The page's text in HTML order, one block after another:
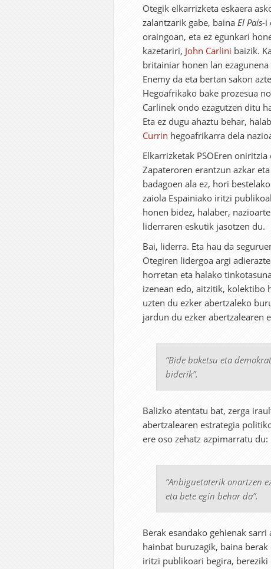
Otegik elkarrizketa eskaera
zalantzarik gabe, baina El País-i
oraingoan, eta ez egunkari
kazetariri, John Carlini baizik.
britainiar honen lan
Enemy da eta bertan sakon
Hegoafrikako bake prozesua
Carlinek ondo ezagutzen ditu
Eta ez dugu ahaztu behar,
Currin hegoafrikarra dela
Elkarrizketak PSOEren
Zapateroren erantzun azkar
badagoen ala ez, hori
zaiola Espainiako iritzi
honen bidez, halaber,
liderraren eskutik jasotzen du.
Bai, liderra. Eta hau da
Otegiren lidergoa argi
horretan eta halako
izenean edo, aitzitik, kolektibo
uzten du ezker abertzaleko
jardun du ezker abertzalearen
“Bide baketsu eta
biderik”.
Balizko atentatu bat, zerga
abertzalearen estrategia
ere oso zehatz azpimarratu du:
“Anbiguetaterik onartzen
eta bete egin behar da”.
Berak esandako gehienak
hainbat buruzagik, baina
iritzi publikoari begira,